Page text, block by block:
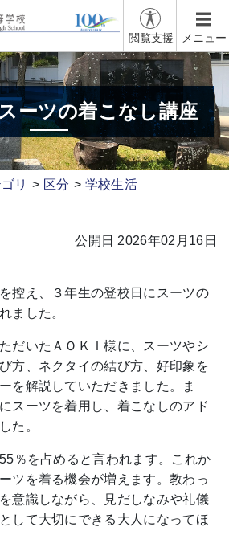
閲覧支援 メニュー
ーツの着こなし講座
リ 区分
学校生活
公開日 2026年02月16日
控え、３年生の登校日にスーツの
ました。
だいたＡＯＫＩ様に、スーツやシ
方、ネクタイの結び方、好印象を
を解説していただきました。ま
スーツを着用し、着こなしのアド
た。
％を占めると言われます。これか
ツを着る機会が増えます。教わっ
意識しながら、見だしなみや礼儀
して大切にできる大人になってほ